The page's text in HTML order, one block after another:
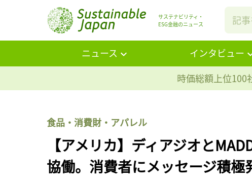
サステナビリティ・
ESG金融のニュース
ニュース インタビュー
時価総額上位100
食品・消費財・アパレル
【アメリカ】ディアジオと
協働。消費者にメッセージ積極